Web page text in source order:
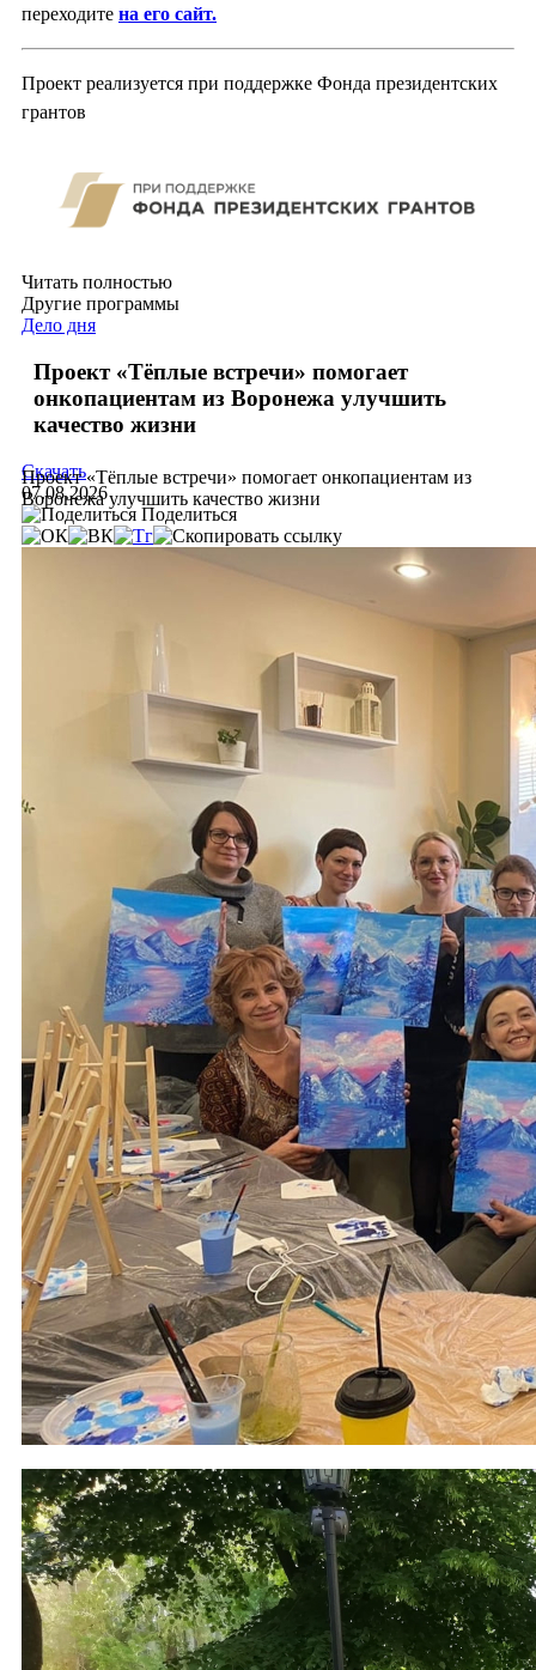
переходите на его сайт.
Проект реализуется при поддержке Фонда президентских
грантов
Читать полностью
Другие программы
Дело дня
Проект «Тёплые встречи» помогает
онкопациентам из Воронежа улучшить
качество жизни
Проект «Тёплые встречи» помогает онкопациентам из
Воронежа улучшить качество жизни
Скачать
07.08.2026
Поделиться